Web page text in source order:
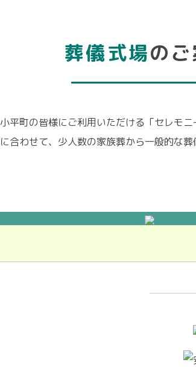
葬儀式場の
平町の皆様にご利用いただける「セレモ
合わせて、少人数の家族葬から一般的な